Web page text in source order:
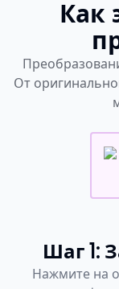
Как
От
Шаг 1:
Нажмите на